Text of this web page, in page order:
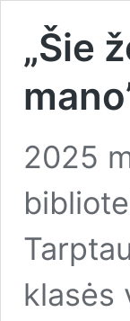
„Šie
2025
klasės